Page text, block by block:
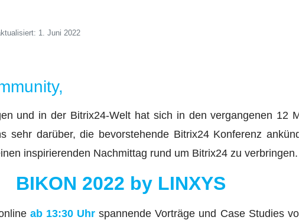
1. Juni 2022
und in der Bitrix24-Welt hat sich in den vergangenen 12
sehr darüber, die bevorstehende Bitrix24 Konferenz
inspirierenden Nachmittag rund um Bitrix24 zu verbringen.
BIKON 2022 by LINXYS
ab 13:30 Uhr spannende Vorträge und Case Studies